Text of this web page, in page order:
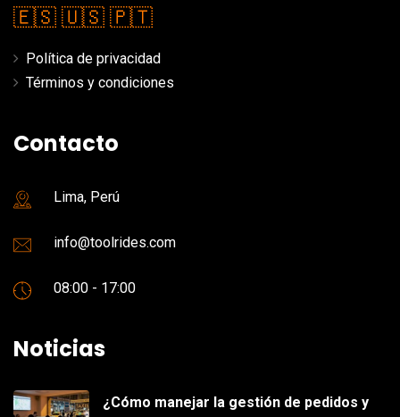
🇪🇸 🇺🇸 🇵🇹
Política de privacidad
Términos y condiciones
Contacto
Lima, Perú
info@toolrides.com
08:00 - 17:00
Noticias
¿Cómo manejar la gestión de pedidos y